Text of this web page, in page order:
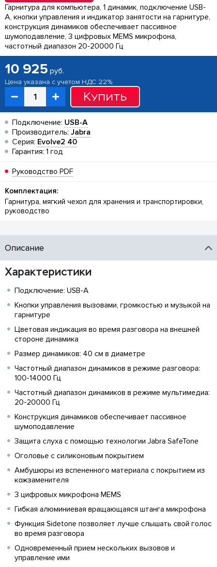
Гарнитура для компьютера, 1 динамик, подключение USB-
A, кнопки управления и индикатор занятости на гарнитуре,
конструкция динамиков обеспечивает пассивное
шумоподавление, 3 цифровых MEMS микрофона,
частотный диапазон 20-20000 Гц
10 925 руб.
Цена указана с учетом НДС 22%
Купить
Подключение: USB-A
Производитель: Jabra
Серия: Evolve2 40
Гарантия: 1 год
Руководство PDF
Комплектация:
Гарнитура, мягкий чехол для хранения и транспортировки,
руководство
Описание
Характеристики
Подключение: USB-A
Кнопки управления вызовами, громкостью и музыкой на
гарнитуре
Цветовая индикация во время разговора на внешней
стороне динамика
Размер динамиков: 40 см в диаметре
Частотный диапазон динамиков в режиме разговора:
100-14000 Гц
Частотный диапазон динамиков в режиме мультимедиа:
20-20000 Гц
Конструкция динамиков обеспечивает пассивное
шумоподавление
Защита слуха с помощью технологии Jabra SafeTone
Оголовье с силиконовым покрытием
Амбушюры из вспененного материала с покрытием из
кожзаменителя
3 цифровых микрофона MEMS
Гибкая алюминиевая вращающаяся штанга микрофона
Функция Sidetone позволяет лучше слышать свой голос
во время разговора
Одновременный прием нескольких вызовов и
управление ими